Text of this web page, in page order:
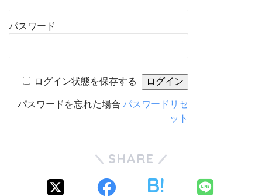
パスワード
ログイン状態を保存する
パスワードを忘れた場合パスワードリセ
ット
SHARE